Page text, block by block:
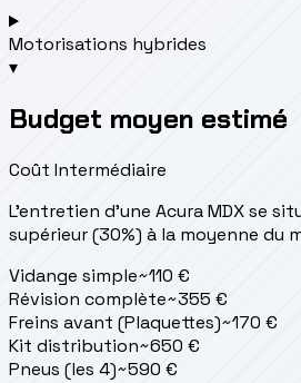
Motorisations hybrides
▾
Budget moyen estimé
Coût Intermédiaire
L'entretien d'une Acura MDX se
supérieur (30%) à la moyenne du
Vidange simple~110 €
Révision complète~355 €
Freins avant (Plaquettes)~170 €
Kit distribution~650 €
Pneus (les 4)~590 €